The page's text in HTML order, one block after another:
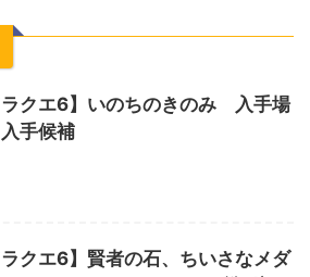
ラクエ6】いのちのきのみ 入手場
手候補
ラクエ6】賢者の石、ちいさなメダ